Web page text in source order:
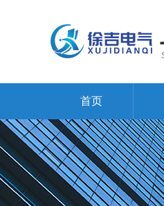
首页